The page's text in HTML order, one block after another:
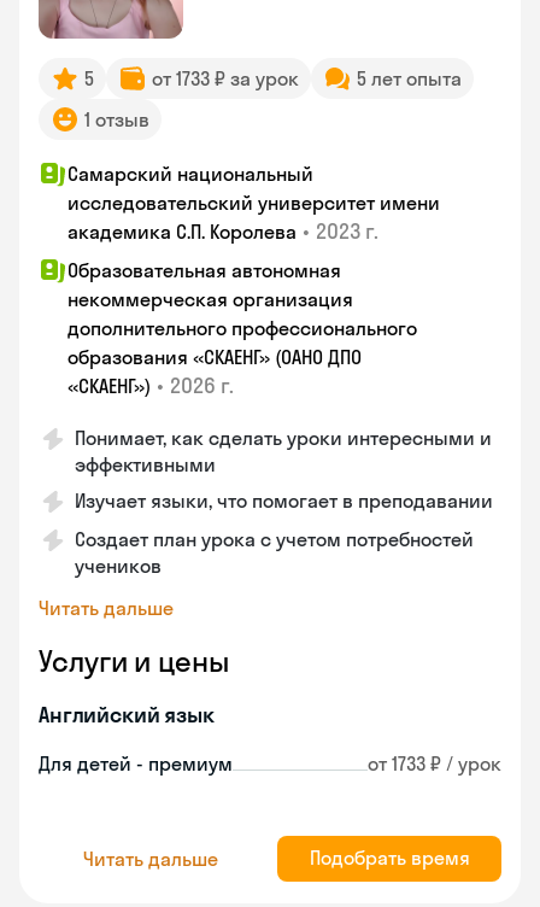
5 от 1733 ₽ за урок
5 лет опыта
1 отзыв
Самарский национальный
исследовательский университет имени
академика С.П. Королева • 2023 г.
Образовательная автономная
некоммерческая организация
дополнительного профессионального
образования «СКАЕНГ» (ОАНО ДПО
«СКАЕНГ») • 2026 г.
Понимает, как сделать уроки интересными и
эффективными
Изучает языки, что помогает в преподавании
Создает план урока с учетом потребностей
учеников
Читать дальше
Услуги и цены
Английский язык
Для детей - премиум от 1733 ₽ / урок
Читать дальше Подобрать время